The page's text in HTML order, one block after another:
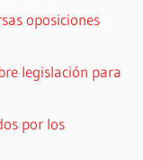
oposiciones
legislación para
por los